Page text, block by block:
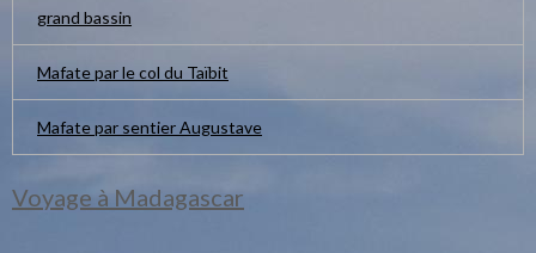
grand bassin
Mafate par le col du Taïbit
Mafate par sentier Augustave
Voyage à Madagascar